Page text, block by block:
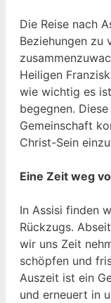
Die Reise nach
Beziehungen zu
Heiligen
wie wichtig es
begegnen.
Gemeinschaft
Christ-Sein
Eine Zeit weg
In Assisi finden
Rückzugs.
wir uns Zeit
schöpfen und
Auszeit ist ein
und erneuert in